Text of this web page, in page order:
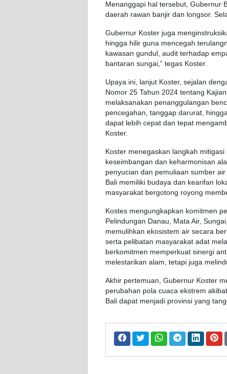
Menanggapi hal tersebut, Gubernur
daerah rawan banjir dan longsor.
Gubernur Koster juga
hingga hilir guna mencegah
kawasan gundul , audit terhadap
bantaran sungai,” tegas Koster.
Upaya ini, lanjut Koster, sejalan
Nomor 25 Tahun 2024 tentang Kajian
melaksanakan penanggulangan
pencegahan, tanggap darurat,
dapat lebih cepat dan tepat
Koster.
Koster menegaskan langkah mitigasi
keseimbangan dan keharmonisan
penyucian dan pemuliaan sumber air
Bali memiliki budaya dan kearifan
masyarakat bergotong royong
Kostes mengungkapkan komitmen
Pelindungan Danau, Mata Air,
memulihkan ekosistem air secara
serta pelibatan masyarakat adat
berkomitmen memperkuat sinergi
melestarikan alam, tetapi juga
Akhir pertemuan, Gubernur Koster
perubahan pola cuaca ekstrem akibat
Bali dapat menjadi provinsi yang